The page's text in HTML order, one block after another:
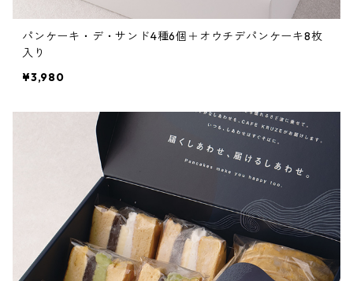
パンケーキ・デ・サンド4種6個＋オウチデパンケーキ8枚
入り
¥3,980